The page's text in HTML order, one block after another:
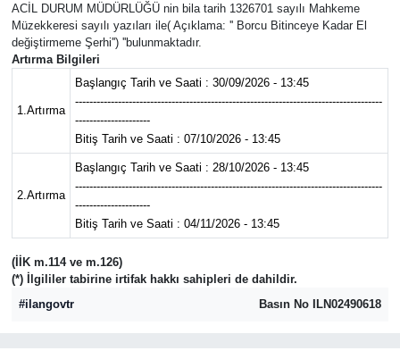
ACİL DURUM MÜDÜRLÜĞÜ nin bila tarih 1326701 sayılı Mahkeme
Müzekkeresi sayılı yazıları ile( Açıklama: '' Borcu Bitinceye Kadar El
değiştirmeme Şerhi'') ''bulunmaktadır.
Artırma Bilgileri
1.Artırma
Başlangıç Tarih ve Saati : 30/09/2026 - 13:45
--------------------------------------------------------------------------------------
---------------------
Bitiş Tarih ve Saati : 07/10/2026 - 13:45
2.Artırma
Başlangıç Tarih ve Saati : 28/10/2026 - 13:45
--------------------------------------------------------------------------------------
---------------------
Bitiş Tarih ve Saati : 04/11/2026 - 13:45
(İİK m.114 ve m.126)
(*) İlgililer tabirine irtifak hakkı sahipleri de dahildir.
#ilangovtr
Basın No ILN02490618